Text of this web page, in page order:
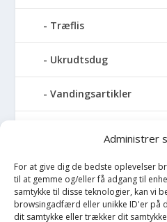
Administrer
For at give dig de bedste oplevelser
til at gemme og/eller få adgang til
samtykke til disse teknologier, kan vi
browsingadfærd eller unikke ID'er på
dit samtykke eller trækker dit
Træflis
Ukrudtsdug
Vandingsartikler
Vildthegn
vækstdug